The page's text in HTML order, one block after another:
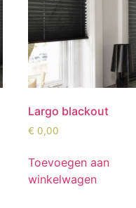
Largo blackout
€ 0,00
Toevoegen aan
winkelwagen